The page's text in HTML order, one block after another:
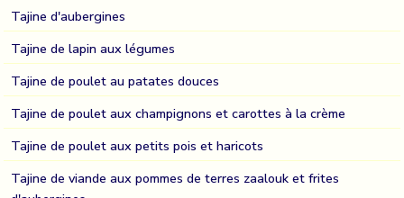
Tajine d'aubergines
Tajine de lapin aux légumes
Tajine de poulet au patates douces
Tajine de poulet aux champignons et carottes à la crème
Tajine de poulet aux petits pois et haricots
Tajine de viande aux pommes de terres zaalouk et frites